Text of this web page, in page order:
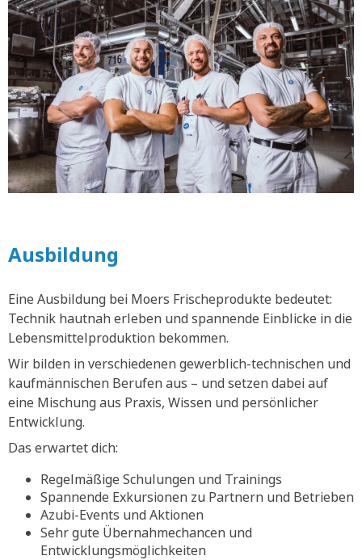
Ausbildung
Eine Ausbildung bei Moers Frischeprodukte bedeutet:
Technik hautnah erleben und spannende Einblicke in die
Lebensmittelproduktion bekommen.
Wir bilden in verschiedenen gewerblich-technischen und
kaufmännischen Berufen aus – und setzen dabei auf
eine Mischung aus Praxis, Wissen und persönlicher
Entwicklung.
Das erwartet dich:
Regelmäßige Schulungen und Trainings
Spannende Exkursionen zu Partnern und Betrieben
Azubi-Events und Aktionen
Sehr gute Übernahmechancen und
Entwicklungsmöglichkeiten